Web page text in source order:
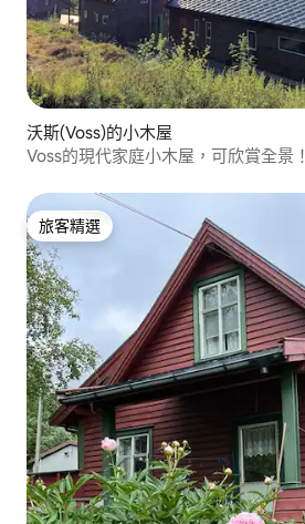
沃斯(Voss)的小木屋
Voss的現代家庭小木屋，可欣賞全景！
旅客精選
旅客精選